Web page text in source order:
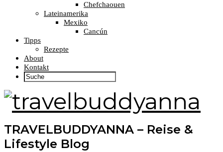
Chefchaouen
Lateinamerika
Mexiko
Cancún
Tipps
Rezepte
About
Kontakt
TRAVELBUDDYANNA – Reise &
Lifestyle Blog